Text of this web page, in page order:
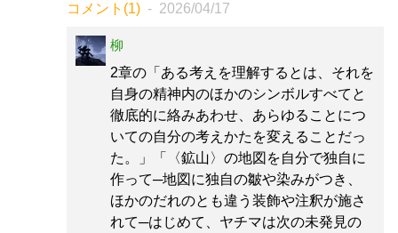
コメント(1) 2026/04/17
柳
2章の「ある考えを理解するとは、それを
自身の精神内のほかのシンボルすべてと
徹底的に絡みあわせ、あらゆることにつ
いての自分の考えかたを変えることだっ
た。」「〈鉱山〉の地図を自分で独自に
作って─地図に独自の皺や染みがつき、
ほかのだれのとも違う装飾や注釈が施さ
れて─はじめて、ヤチマは次の未発見の